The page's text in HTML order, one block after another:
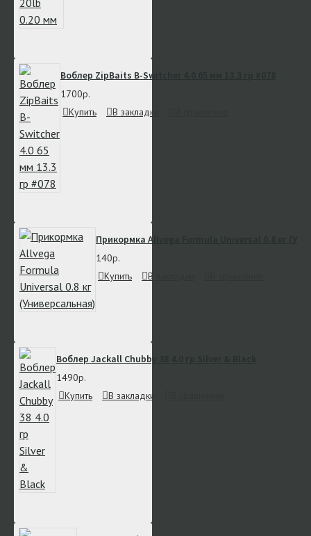
Воблер ZipBaits B-Switcher 4.0 65 мм 13.3 гр #078
1700р.
Купить
В закладки
Прикормка Allvega Formula Universal 0.8 кг
140р.
Купить
В закладки
Воблер Jackall Chubby 38 4.0 гр Silver & Black
1490р.
Купить
В закладки